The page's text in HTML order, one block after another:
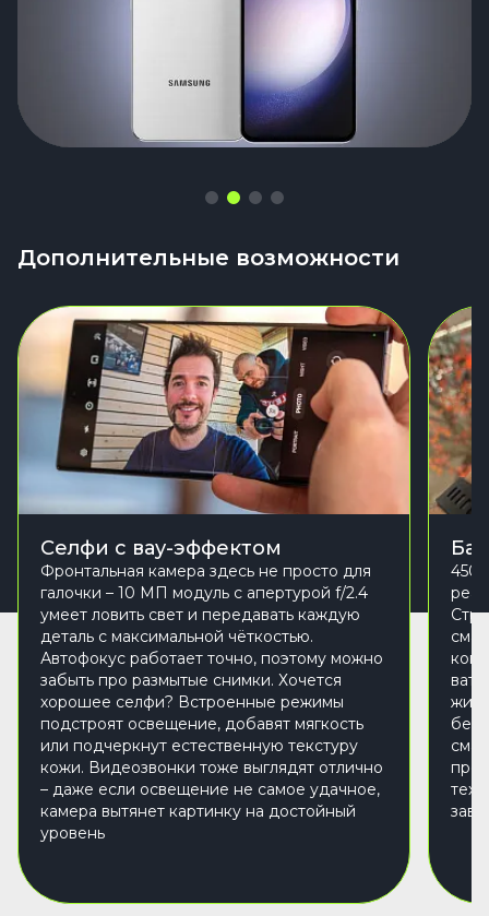
Дополнительные возможности
Селфи с вау-эффектом
Фронтальная камера здесь не просто для
галочки – 10 МП модуль с апертурой f/2.4
умеет ловить свет и передавать каждую
деталь с максимальной чёткостью.
Автофокус работает точно, поэтому можно
забыть про размытые снимки. Хочется
хорошее селфи? Встроенные режимы
подстроят освещение, добавят мягкость
или подчеркнут естественную текстуру
кожи. Видеозвонки тоже выглядят отлично
– даже если освещение не самое удачное,
камера вытянет картинку на достойный
уровень
тех,